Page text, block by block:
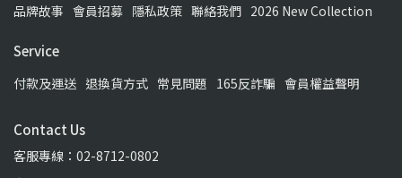
品牌故事 會員招募 隱私政策 聯絡我們 2026 New Collection
Service
付款及運送 退換貨方式 常見問題 165反詐騙 會員權益聲明
Contact Us
客服專線：02-8712-0802